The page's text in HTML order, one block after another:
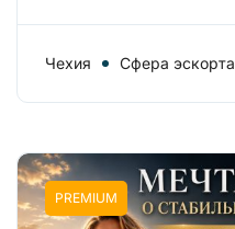
Чехия Сфера эскорта
PREMIUM